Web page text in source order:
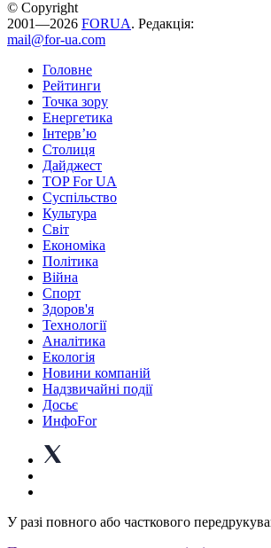
© Copyright
2001—2026 FORUA. Редакція:
mail@for-ua.com
Головне
Рейтинги
Точка зору
Енергетика
Інтерв’ю
Столиця
Дайджест
TOP For UA
Суспiльство
Культура
Світ
Економіка
Політика
Війна
Спорт
Здоров'я
Технології
Аналітика
Екологія
Новини компаній
Надзвичайні події
Досьє
ИнфоFor
У разі повного або часткового